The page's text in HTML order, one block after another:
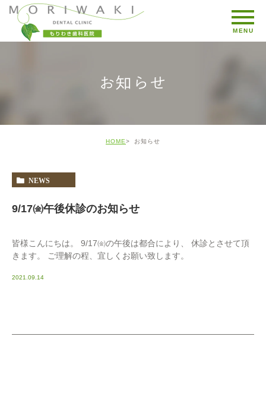
お知らせ
HOME お知らせ
NEWS
9/17㈮午後休診のお知らせ
皆様こんにちは。 9/17㈮の午後は都合により、 休診とさせて頂
きます。 ご理解の程、宜しくお願い致します。
2021.09.14